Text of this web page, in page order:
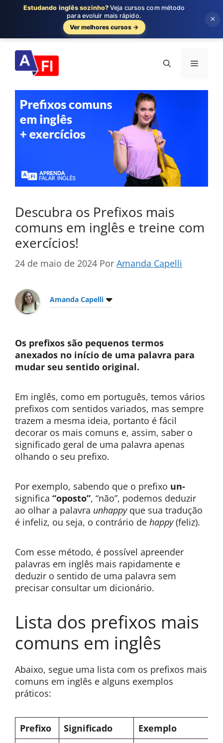
para
conteúdo
Menu
Descubra os Prefixos mais
comuns em inglês e treine com
exercícios!
24 de maio de 2024 Por Amanda Capelli
Amanda Capelli
Os prefixos são pequenos termos
anexados no início de uma palavra para
mudar seu sentido original.
Em inglês, como em português, temos vários
prefixos com sentidos variados, mas sempre
trazem a mesma ideia, portanto é fácil
decorar os mais comuns e, assim, saber o
significado geral de uma palavra apenas
olhando o seu prefixo.
Por exemplo, sabendo que o prefixo un-
significa “oposto”, “não”, podemos deduzir
ao olhar a palavra unhappyque sua tradução
é infeliz, ou seja, o contrário de happy(feliz).
Com esse método, é possível apreender
palavras em inglês mais rapidamente e
deduzir o sentido de uma palavra sem
precisar consultar um dicionário.
Lista dos prefixos mais
comuns em inglês
Abaixo, segue uma lista com os prefixos mais
comuns em inglês e alguns exemplos
práticos:
Prefixo Significado Exemplo
Estudando inglês sozinho? Veja cursos com método
para evoluir mais rápido.
Ver melhores cursos →
×